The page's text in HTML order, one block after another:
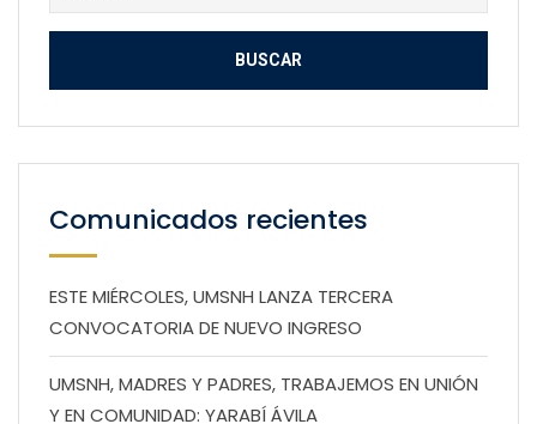
Comunicados recientes
ESTE MIÉRCOLES, UMSNH LANZA TERCERA
CONVOCATORIA DE NUEVO INGRESO
UMSNH, MADRES Y PADRES, TRABAJEMOS EN UNIÓN
Y EN COMUNIDAD: YARABÍ ÁVILA